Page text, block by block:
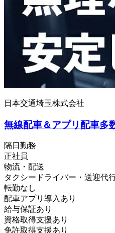
日本交通埼玉株式会社
無線配車＆アプリ配車多
隔日勤務
正社員
物流・配送
タクシードライバー・送迎代
転勤なし
配車アプリ導入あり
給与保証あり
資格取得支援あり
免許取得支援あり